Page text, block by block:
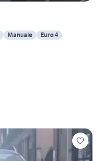
Manuale Euro 4